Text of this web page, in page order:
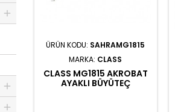
ÜRÜN KODU: SAHRAMG1815
MARKA: CLASS
CLASS MG1815 AKROBAT
AYAKLI BÜYÜTEÇ